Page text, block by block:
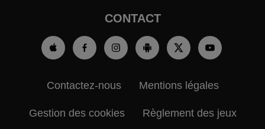
CONTACT
Contactez-nous Mentions légales
Gestion des cookies Règlement des jeux